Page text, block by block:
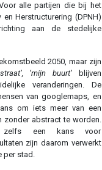
alle partijen die bij het
Herstructurering (DPNH)
aan de stedelijke
2050, maar zijn
‘mijn buurt’blijven
veranderingen. De
van googlemaps, en
om iets meer van een
zonder abstract te worden.
zelfs een kans voor
zijn daarom verwerkt
per stad.